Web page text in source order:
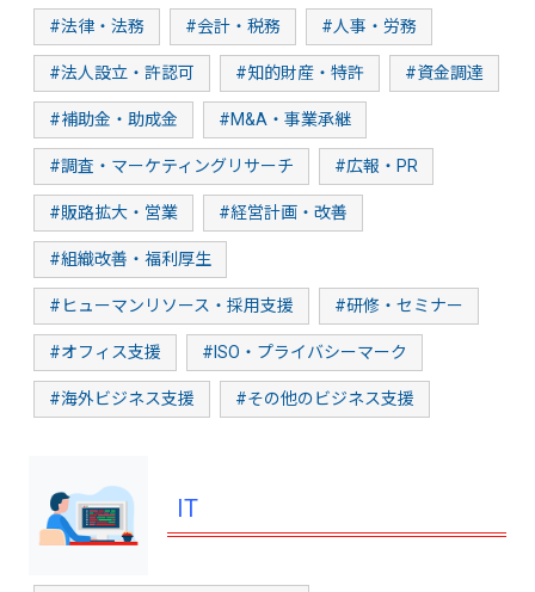
#法律・法務 #会計・税務 #人事・労務
#法人設立・許認可 #知的財産・特許 #資金調達
#補助金・助成金 #M&A・事業承継
#調査・マーケティングリサーチ #広報・PR
#販路拡大・営業 #経営計画・改善
#組織改善・福利厚生
#ヒューマンリソース・採用支援 #研修・セミナー
#オフィス支援 #ISO・プライバシーマーク
#海外ビジネス支援 #その他のビジネス支援
IT